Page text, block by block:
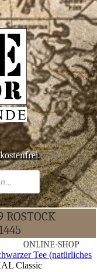
ROS­TOCK
ONLINE-SHOP
Tee (natürliches
Classic